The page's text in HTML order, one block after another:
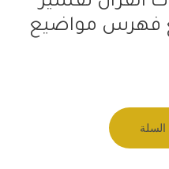
فهرس مواضيع